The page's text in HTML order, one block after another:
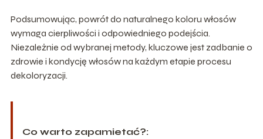
Podsumowując, powrót do naturalnego koloru włosów
wymaga cierpliwości i odpowiedniego podejścia.
Niezależnie od wybranej metody, kluczowe jest zadbanie o
zdrowie i kondycję włosów na każdym etapie procesu
dekoloryzacji.
Co warto zapamietać?: